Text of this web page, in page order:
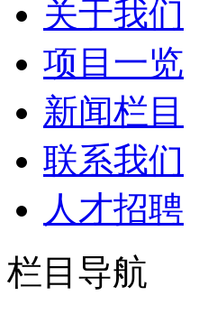
关于我们
项目一览
新闻栏目
联系我们
人才招聘
栏目导航